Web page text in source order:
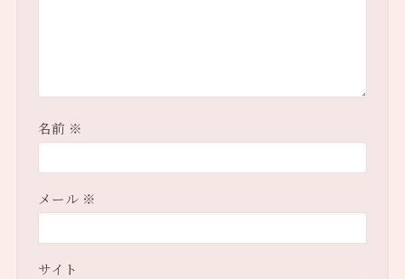
名前 ※
メール ※
サイト